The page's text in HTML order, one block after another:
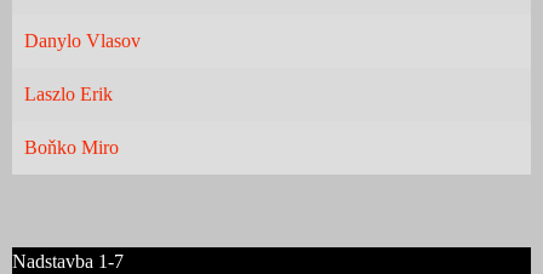
Danylo Vlasov
Laszlo Erik
Boňko Miro
Nadstavba 1-7